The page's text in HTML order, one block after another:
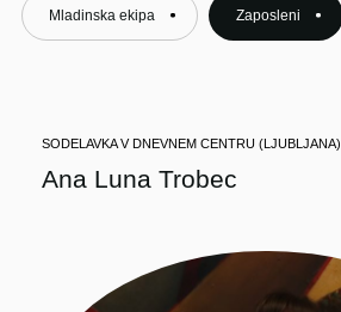
Mladinska ekipa Zaposleni
SODELAVKA V DNEVNEM CENTRU (LJUBLJANA)
Ana Luna Trobec